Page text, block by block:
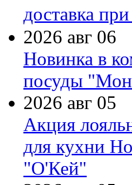
доставка
2026 авг 06
Новинка в
посуды
2026 авг 05
Акция
для кухни
"О'Кей"